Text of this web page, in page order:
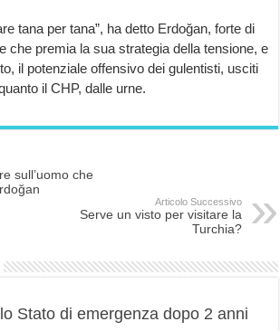
tana per tana”, ha detto Erdoğan, forte di
che premia la sua strategia della tensione, e
il potenziale offensivo dei gulentisti, usciti
il CHP, dalle urne.
sull’uomo che
Articolo Successivo
Serve un visto per visitare la
Turchia?
Stato di emergenza dopo 2 anni